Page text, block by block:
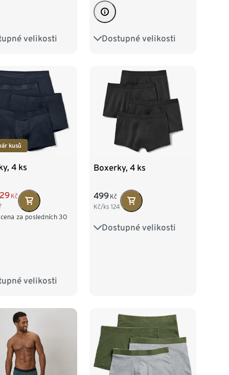
velikosti
M/5 L/6 Dostupné velikosti
S/4 M/5 L/6
4XL/10
kusů
4 ks
Kč
za posledních 30
velikosti
M/5 L/6
Boxerky, 4 ks
499 Kč
Kč/ks124
Dostupné velikosti
S/4 M/5 L/6